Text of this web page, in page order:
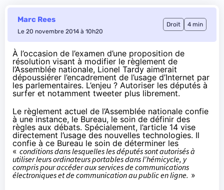
Marc Rees
Le 20 novembre 2014 à 10h20
Droit 4 min
À l’occasion de l’examen d’une proposition de
résolution visant à modifier le règlement de
l’Assemblée nationale, Lionel Tardy aimerait
dépoussiérer l’encadrement de l’usage d’Internet par
les parlementaires. L’enjeu ? Autoriser les députés à
surfer et notamment tweeter plus librement.
Le règlement actuel de l’Assemblée nationale confie
à une instance, le Bureau, le soin de définir des
règles aux débats. Spécialement, l’article 14 vise
directement l’usage des nouvelles technologies. Il
confie à ce Bureau le soin de déterminer les
« conditions dans lesquelles les députés sont autorisés à
utiliser leurs ordinateurs portables dans l'hémicycle, y
compris pour accéder aux services de communications
électroniques et de communication au public en ligne. »